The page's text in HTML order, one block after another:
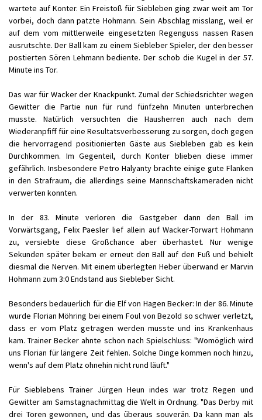
wartete auf Konter. Ein Freistoß für Siebleben ging zwar weit am Tor
vorbei, doch dann patzte Hohmann. Sein Abschlag misslang, weil er
auf dem vom mittlerweile eingesetzten Regenguss nassen Rasen
ausrutschte. Der Ball kam zu einem Siebleber Spieler, der den besser
postierten Sören Lehmann bediente. Der schob die Kugel in der 57.
Minute ins Tor.
Das war für Wacker der Knackpunkt. Zumal der Schiedsrichter wegen
Gewitter die Partie nun für rund fünfzehn Minuten unterbrechen
musste. Natürlich versuchten die Hausherren auch nach dem
Wiederanpfiff für eine Resultatsverbesserung zu sorgen, doch gegen
die hervorragend positionierten Gäste aus Siebleben gab es kein
Durchkommen. Im Gegenteil, durch Konter blieben diese immer
gefährlich. Insbesondere Petro Halyanty brachte einige gute Flanken
in den Strafraum, die allerdings seine Mannschaftskameraden nicht
verwerten konnten.
In der 83. Minute verloren die Gastgeber dann den Ball im
Vorwärtsgang, Felix Paesler lief allein auf Wacker-Torwart Hohmann
zu, versiebte diese Großchance aber überhastet. Nur wenige
Sekunden später bekam er erneut den Ball auf den Fuß und behielt
diesmal die Nerven. Mit einem überlegten Heber überwand er Marvin
Hohmann zum 3:0 Endstand aus Siebleber Sicht.
Besonders bedauerlich für die Elf von Hagen Becker: In der 86. Minute
wurde Florian Möhring bei einem Foul von Bezold so schwer verletzt,
dass er vom Platz getragen werden musste und ins Krankenhaus
kam. Trainer Becker ahnte schon nach Spielschluss: "Womöglich wird
uns Florian für längere Zeit fehlen. Solche Dinge kommen noch hinzu,
wenn's auf dem Platz ohnehin nicht rund läuft."
Für Sieblebens Trainer Jürgen Heun indes war trotz Regen und
Gewitter am Samstagnachmittag die Welt in Ordnung. "Das Derby mit
drei Toren gewonnen, und das überaus souverän. Da kann man als